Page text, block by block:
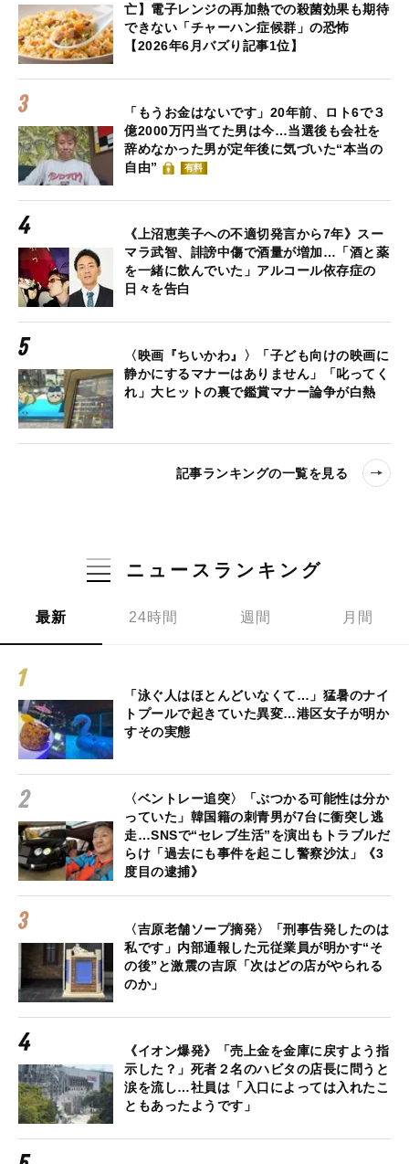
亡】電子レンジの再加熱での殺菌効果も期待
できない「チャーハン症候群」の恐怖
【2026年6月バズり記事1位】
「もうお金はないです」20年前、ロト6で３
億2000万円当てた男は今…当選後も会社を
辞めなかった男が定年後に気づいた“本当の
自由”
有料
《上沼恵美子への不適切発言から7年》スー
マラ武智、誹謗中傷で酒量が増加…「酒と薬
を一緒に飲んでいた」アルコール依存症の
日々を告白
〈映画『ちいかわ』〉「子ども向けの映画に
静かにするマナーはありません」「叱ってく
れ」大ヒットの裏で鑑賞マナー論争が白熱
記事ランキングの一覧を見る
ニュースランキング
最新 24時間 週間 月間
「泳ぐ人はほとんどいなくて…」猛暑のナイ
トプールで起きていた異変…港区女子が明か
すその実態
〈ベントレー追突〉「ぶつかる可能性は分か
っていた」韓国籍の刺青男が7台に衝突し逃
走…SNSで“セレブ生活”を演出もトラブルだ
らけ「過去にも事件を起こし警察沙汰」《3
度目の逮捕》
〈吉原老舗ソープ摘発〉「刑事告発したのは
私です」内部通報した元従業員が明かす“そ
の後”と激震の吉原「次はどの店がやられる
のか」
《イオン爆発》「売上金を金庫に戻すよう指
示した？」死者２名のハビタの店長に問うと
涙を流し…社員は「入口によっては入れたこ
ともあったようです」